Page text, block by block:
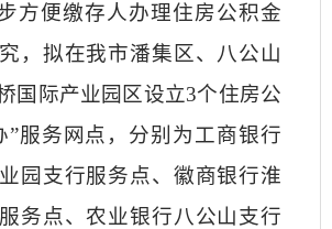
方便缴存人办理住房公积金
，拟在我市潘集区、八公山
国际产业园区设立3个住房公
”服务网点，分别为工商银行
园支行服务点、徽商银行淮
务点、农业银行八公山支行